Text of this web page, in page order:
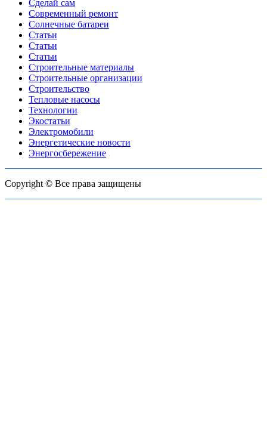
Сделай сам
Современный ремонт
Солнечные батареи
Статьи
Статьи
Статьи
Строительные материалы
Строительные организации
Строительство
Тепловые насосы
Технологии
Экостатьи
Электромобили
Энергетические новости
Энергосбережение
Copyright © Все права защищены